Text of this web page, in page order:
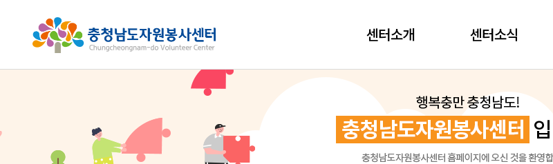
센터소개 센터소식